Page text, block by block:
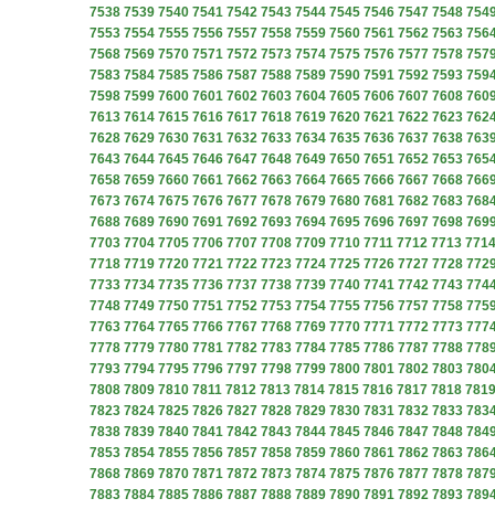
7538 7539 7540 7541 7542 7543 7544 7545 7546 7547 7548
7553 7554 7555 7556 7557 7558 7559 7560 7561 7562 7563
7568 7569 7570 7571 7572 7573 7574 7575 7576 7577 7578
7583 7584 7585 7586 7587 7588 7589 7590 7591 7592 7593
7598 7599 7600 7601 7602 7603 7604 7605 7606 7607 7608
7613 7614 7615 7616 7617 7618 7619 7620 7621 7622 7623
7628 7629 7630 7631 7632 7633 7634 7635 7636 7637 7638
7643 7644 7645 7646 7647 7648 7649 7650 7651 7652 7653
7658 7659 7660 7661 7662 7663 7664 7665 7666 7667 7668
7673 7674 7675 7676 7677 7678 7679 7680 7681 7682 7683
7688 7689 7690 7691 7692 7693 7694 7695 7696 7697 7698
7703 7704 7705 7706 7707 7708 7709 7710 7711 7712 7713 7714
7718 7719 7720 7721 7722 7723 7724 7725 7726 7727 7728
7733 7734 7735 7736 7737 7738 7739 7740 7741 7742 7743
7748 7749 7750 7751 7752 7753 7754 7755 7756 7757 7758
7763 7764 7765 7766 7767 7768 7769 7770 7771 7772 7773
7778 7779 7780 7781 7782 7783 7784 7785 7786 7787 7788
7793 7794 7795 7796 7797 7798 7799 7800 7801 7802 7803
7808 7809 7810 7811 7812 7813 7814 7815 7816 7817 7818 7819
7823 7824 7825 7826 7827 7828 7829 7830 7831 7832 7833
7838 7839 7840 7841 7842 7843 7844 7845 7846 7847 7848
7853 7854 7855 7856 7857 7858 7859 7860 7861 7862 7863
7868 7869 7870 7871 7872 7873 7874 7875 7876 7877 7878
7883 7884 7885 7886 7887 7888 7889 7890 7891 7892 7893